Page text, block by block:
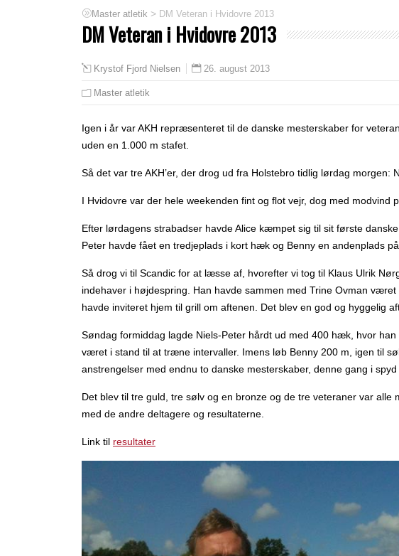
Master atletik > DM Veteran i Hvidovre 2013
DM Veteran i Hvidovre 2013
Krystof Fjord Nielsen 26. august 2013
Master atletik
Igen i år var AKH repræsenteret til de danske mesterskaber for
uden en 1.000 m stafet.
Så det var tre AKH’er, der drog ud fra Holstebro tidlig lørdag morgen:
I Hvidovre var der hele weekenden fint og flot vejr, dog med modvind
Efter lørdagens strabadser havde Alice kæmpet sig til sit første
Peter havde fået en tredjeplads i kort hæk og Benny en andenplads
Så drog vi til Scandic for at læsse af, hvorefter vi tog til Klaus Ulrik
indehaver i højdespring. Han havde sammen med Trine Ovman
havde inviteret hjem til grill om aftenen. Det blev en god og hyggelig
Søndag formiddag lagde Niels-Peter hårdt ud med 400 hæk, hvor
været i stand til at træne intervaller. Imens løb Benny 200 m, igen til
anstrengelser med endnu to danske mesterskaber, denne gang i spyd
Det blev til tre guld, tre sølv og en bronze og de tre veteraner var
med de andre deltagere og resultaterne.
Link til resultater